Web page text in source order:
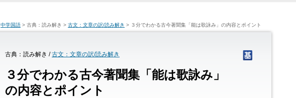
中学国語 > 古典：読み解き > 古文：文章の訳/読み解き > ３分でわかる古今著聞集「能は歌詠み」の内容とポイント
古典：読み解き /古文：文章の訳/読み解き
３分でわかる古今著聞集「能は歌詠み」
の内容とポイント